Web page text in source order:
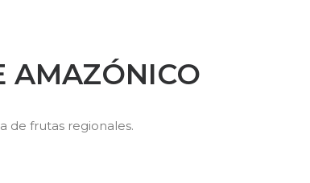
AMAZÓNICO
de frutas regionales.